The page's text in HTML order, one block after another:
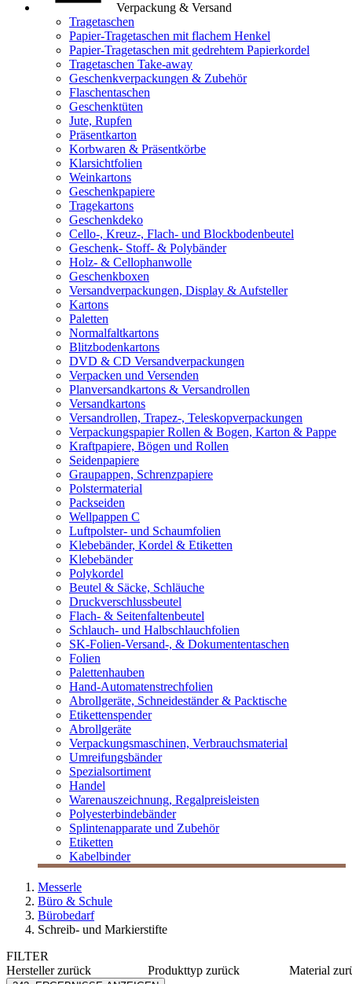
Verpackung & Versand
Tragetaschen
Papier-Tragetaschen mit flachem Henkel
Papier-Tragetaschen mit gedrehtem Papierkordel
Tragetaschen Take-away
Geschenkverpackungen & Zubehör
Flaschentaschen
Geschenktüten
Jute, Rupfen
Präsentkarton
Korbwaren & Präsentkörbe
Klarsichtfolien
Weinkartons
Geschenkpapiere
Tragekartons
Geschenkdeko
Cello-, Kreuz-, Flach- und Blockbodenbeutel
Geschenk- Stoff- & Polybänder
Holz- & Cellophanwolle
Geschenkboxen
Versandverpackungen, Display & Aufsteller
Kartons
Paletten
Normalfaltkartons
Blitzbodenkartons
DVD & CD Versandverpackungen
Verpacken und Versenden
Planversandkartons & Versandrollen
Versandkartons
Versandrollen, Trapez-, Teleskopverpackungen
Verpackungspapier Rollen & Bogen, Karton & Pappe
Kraftpapiere, Bögen und Rollen
Seidenpapiere
Graupappen, Schrenzpapiere
Polstermaterial
Packseiden
Wellpappen C
Luftpolster- und Schaumfolien
Klebebänder, Kordel & Etiketten
Klebebänder
Polykordel
Beutel & Säcke, Schläuche
Druckverschlussbeutel
Flach- & Seitenfaltenbeutel
Schlauch- und Halbschlauchfolien
SK-Folien-Versand-, & Dokumententaschen
Folien
Palettenhauben
Hand-Automatenstrechfolien
Abrollgeräte, Schneideständer & Packtische
Etikettenspender
Abrollgeräte
Verpackungsmaschinen, Verbrauchsmaterial
Umreifungsbänder
Spezialsortiment
Handel
Warenauszeichnung, Regalpreisleisten
Polyesterbindebänder
Splintenapparate und Zubehör
Etiketten
Kabelbinder
Messerle
Büro & Schule
Bürobedarf
Schreib- und Markierstifte
FILTER
Herstellerzurück
Produkttyp zurück
Material